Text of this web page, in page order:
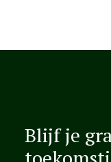
Blijf je